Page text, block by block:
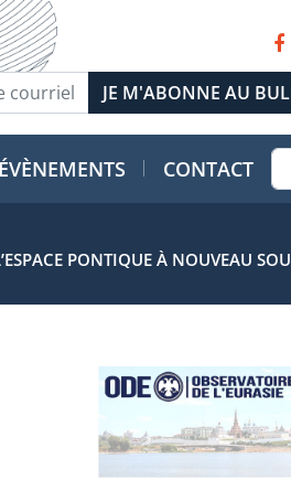
ÉVÈNEMENTS CONTACT
PONTIQUE À NOUVEAU